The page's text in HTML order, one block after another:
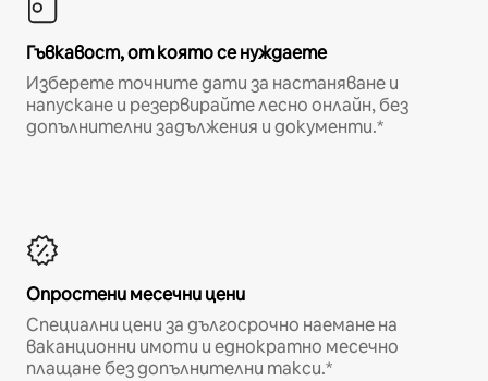
Гъвкавост, от която се нуждаете
Изберете точните дати за настаняване и
напускане и резервирайте лесно онлайн, без
допълнителни задължения и документи.*
Опростени месечни цени
Специални цени за дългосрочно наемане на
ваканционни имоти и еднократно месечно
плащане без допълнителни такси.*